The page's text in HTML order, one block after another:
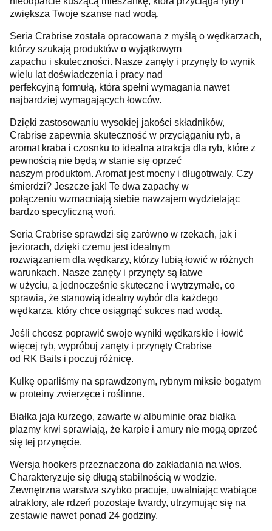
zwiększa Twoje szanse nad wodą.
Seria Crabrise została opracowana z myślą o wędkarzach,
którzy szukają produktów o wyjątkowym
zapachu i skuteczności. Nasze zanęty i przynęty to wynik
wielu lat doświadczenia i pracy nad
perfekcyjną formułą, która spełni wymagania nawet
najbardziej wymagających łowców.
Dzięki zastosowaniu wysokiej jakości składników,
Crabrise zapewnia skuteczność w przyciąganiu ryb, a
aromat kraba i czosnku to idealna atrakcja dla ryb, które z
pewnością nie będą w stanie się oprzeć
naszym produktom. Aromat jest mocny i długotrwały. Czy
śmierdzi? Jeszcze jak! Te dwa zapachy w
połączeniu wzmacniają siebie nawzajem wydzielając
bardzo specyficzną woń.
Seria Crabrise sprawdzi się zarówno w rzekach, jak i
jeziorach, dzięki czemu jest idealnym
rozwiązaniem dla wędkarzy, którzy lubią łowić w różnych
warunkach. Nasze zanęty i przynęty są łatwe
w użyciu, a jednocześnie skuteczne i wytrzymałe, co
sprawia, że stanowią idealny wybór dla każdego
wędkarza, który chce osiągnąć sukces nad wodą.
Jeśli chcesz poprawić swoje wyniki wędkarskie i łowić
więcej ryb, wypróbuj zanęty i przynęty Crabrise
od RK Baits i poczuj różnicę.
Kulkę oparliśmy na sprawdzonym, rybnym miksie bogatym
w proteiny zwierzęce i roślinne.
Białka jaja kurzego, zawarte w albuminie oraz białka
plazmy krwi sprawiają, że karpie i amury nie mogą oprzeć
się tej przynęcie.
Wersja hookers przeznaczona do zakładania na włos.
Charakteryzuje się długą stabilnością w wodzie.
Zewnętrzna warstwa szybko pracuje, uwalniając wabiące
atraktory, ale rdzeń pozostaje twardy, utrzymując się na
zestawie nawet ponad 24 godziny.